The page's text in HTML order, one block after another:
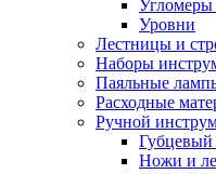
Уровни
Лестницы и
Наборы
Паяльные
Расходные
Ручной
Губцевый
Ножи и